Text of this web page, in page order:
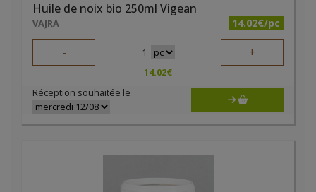
Huile de noix bio 250ml Vigean
VAJRA 14.02€/pc
- 1 +
14.02€
Réception souhaitée le